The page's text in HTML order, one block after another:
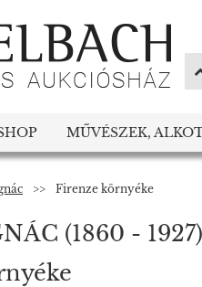
MŰVÉSZEK,
>> Firenze környéke
(1860 - 1927)